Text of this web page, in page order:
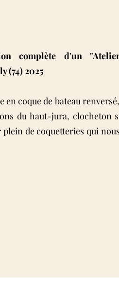
complète d'un
(74) 2025
en coque de bateau
du haut-jura, clocheton
de coquetteries qui